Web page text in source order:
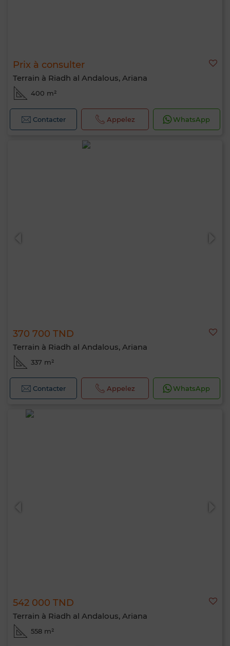
Prix à consulter
Terrain à Riadh al Andalous, Ariana
400 m²
Contacter Appelez WhatsApp
370 700 TND
Terrain à Riadh al Andalous, Ariana
337 m²
Contacter Appelez WhatsApp
542 000 TND
Terrain à Riadh al Andalous, Ariana
558 m²